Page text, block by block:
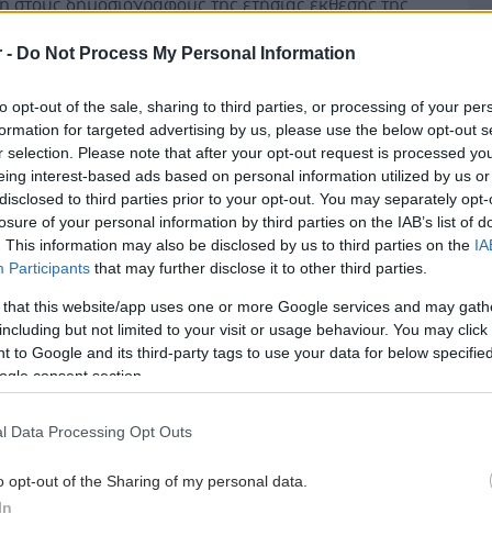
- Do Not Process My Personal Information
opt-out of the sale, sharing to third parties, or processing of your
for targeted advertising by us, please use the below opt-out
selection. Please note that after your opt-out request is processed
interest-based ads based on personal information utilized by us
to third parties prior to your opt-out. You may separately
of your personal information by third parties on the IAB’s list of
This information may also be disclosed by us to third parties on the
Participants that may further disclose it to other third parties.
that this website/app uses one or more Google services and may
but not limited to your visit or usage behaviour. You may
to Google and its third-party tags to use your data for below
consent section.
Data Processing Opt Outs
opt-out of the Sharing of my personal data.
στους δημοσιογράφους της ετήσιας έκθεσης της
ότι η προέλαση της ελονοσίας είναι
αλλάζουν οι συνθήκες.
η ήπειρος που πλήττεται περισσότερο από τη
Οι πρόοδοι στον αγώνα κατά της ελονοσίας ήδη
εδώ και κάποια χρόνια λόγω κυρίως της κλιματικής
αύξησης των συγκρούσεων, της ανθεκτικότητας
και τα φυτοφάρμακα και της έλλειψης
ασθένεια που μεταδίδεται στον άνθρωπο από το
ανθρώπους κάθε χρόνο, και οι περισσότεροι
που χάνουν τη ζωή τους είναι παιδιά κάτω των